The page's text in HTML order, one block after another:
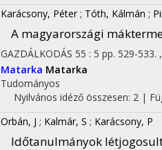
Karácsony, Péter ; Tóth, Kálmán ;
A magyarországi
GAZDÁLKODÁS 55 : 5 pp. 529-533.
Matarka Matarka
Tudományos
Nyilvános idéző összesen: 2|
Orbán, J ; Kalmár, S ; Karácsony, P
Időtanulmányok